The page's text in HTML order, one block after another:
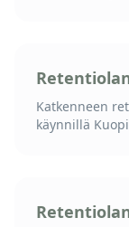
Katkenneen
käynnillä